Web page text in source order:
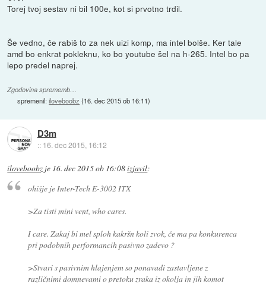
Torej tvoj sestav ni bil 100e, kot si prvotno trdil.
Še vedno, če rabiš to za nek uizi komp, ma intel bolše. Ker tale
amd bo enkrat pokleknu, ko bo youtube šel na h-265. Intel bo pa
lepo predel naprej.
Zgodovina sprememb…
spremenil:iloveboobz (16. dec 2015 ob 16:11)
D3m
:: 16. dec 2015, 16:12
iloveboobz je 16. dec 2015 ob 16:08izjavil:
ohišje je Inter-Tech E-3002 ITX
>Za tisti mini vent, who cares.
I care. Zakaj bi mel sploh kakršn koli zvok, če ma pa konkurenca
pri podobnih performancih pasivno zadevo ?
>Stvari s pasivnim hlajenjem so ponavadi zastavljene z
različnimi domnevami o pretoku zraka iz okolja in jih komot